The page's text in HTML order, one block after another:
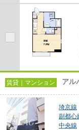
賃貸｜マンション アル
埼京線
副都心
中央線